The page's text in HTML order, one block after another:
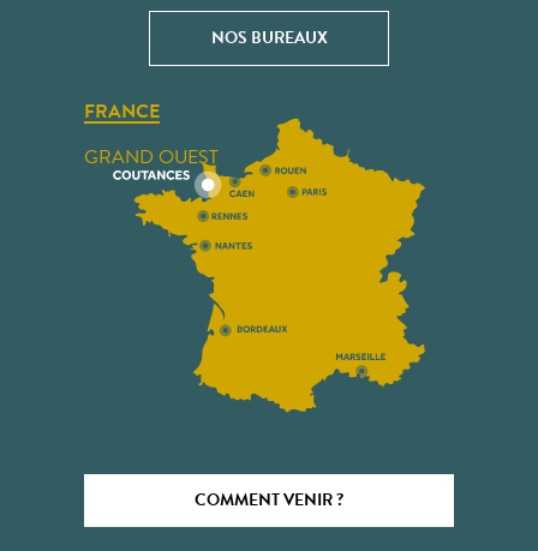
NOS BUREAUX
FRANCE
GRAND OUEST
COMMENT VENIR ?